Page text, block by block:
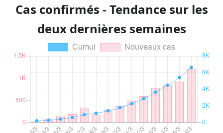
Cas confirmés - Tendance sur les
deux dernières semaines